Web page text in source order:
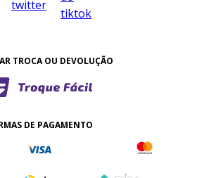
TROCA OU DEVOLUÇÃO
DE PAGAMENTO